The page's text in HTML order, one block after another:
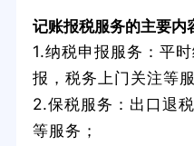
记账报税服务的主要内
1.纳税申报服务：平
报，税务上门关注等服
2.保税服务：出口退
等服务；